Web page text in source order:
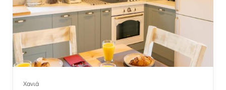
Χανιά